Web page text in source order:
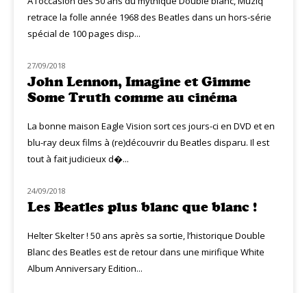
retrace la folle année 1968 des Beatles dans un hors-série
spécial de 100 pages disp...
MUZIQ DVD
27/09/2018
John Lennon, Imagine et Gimme
Some Truth comme au cinéma
La bonne maison Eagle Vision sort ces jours-ci en DVD et en
blu-ray deux films à (re)découvrir du Beatles disparu. Il est
tout à fait judicieux d�...
MUZIQ NEWS
24/09/2018
Les Beatles plus blanc que blanc !
Helter Skelter ! 50 ans après sa sortie, l’historique Double
Blanc des Beatles est de retour dans une mirifique White
Album Anniversary Edition...